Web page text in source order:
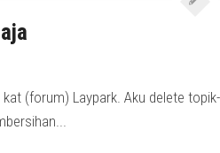
(forum) Laypark. Aku delete